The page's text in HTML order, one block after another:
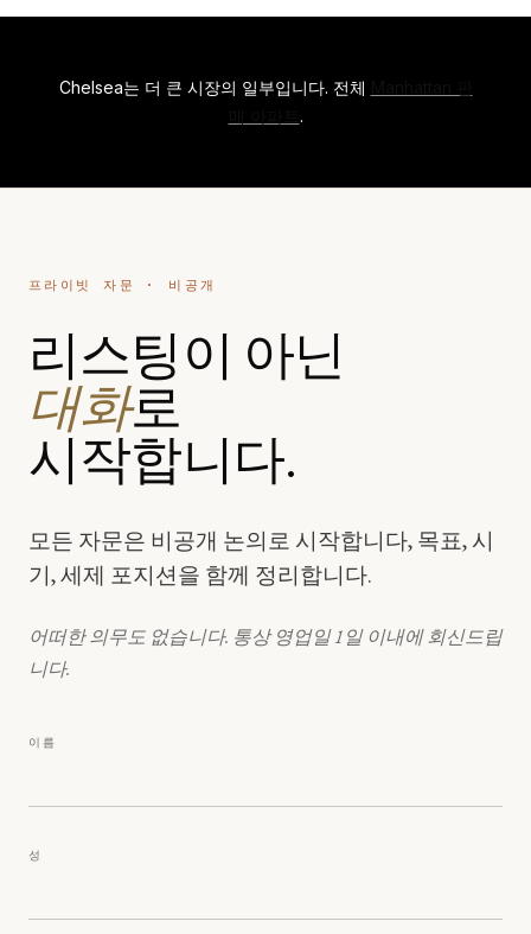
Chelsea는 더 큰 시장의 일부입니다. 전체
.
프라이빗 자문 · 비공개
리스팅이 아닌
대화로
시작합니다.
모든 자문은 비공개 논의로 시작합니다, 목표, 시
기, 세제 포지션을 함께 정리합니다.
어떠한 의무도 없습니다. 통상 영업일 1일 이내에 회신드립
니다.
이름
성